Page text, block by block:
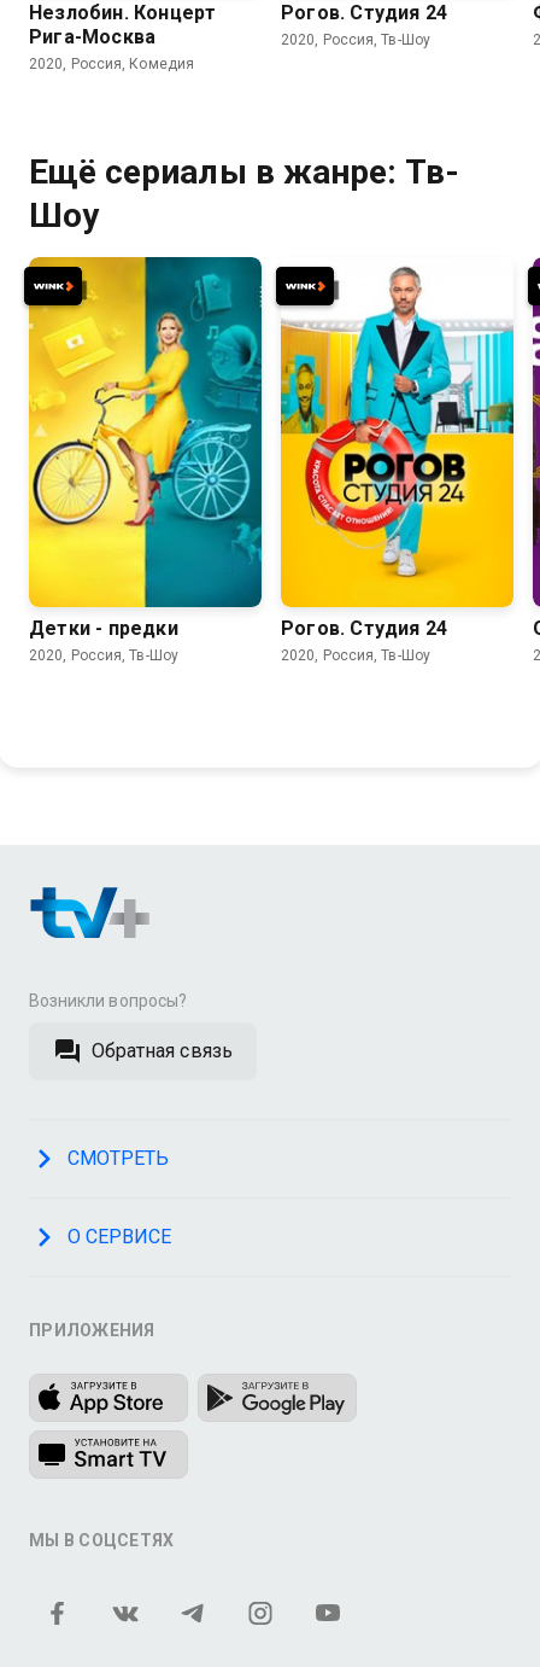
Незлобин. Концерт
Рига-Москва
2020, Россия, Комедия
Рогов. Студия 24
2020, Россия, Тв-Шоу
Ещё сериалы в жанре: Тв-
Шоу
Детки - предки
2020, Россия, Тв-Шоу
Рогов. Студия 24
2020, Россия, Тв-Шоу
Возникли вопросы?
Обратная связь
СМОТРЕТЬ
О СЕРВИСЕ
ПРИЛОЖЕНИЯ
МЫ В СОЦСЕТЯХ